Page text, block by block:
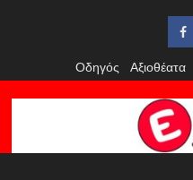
Οδηγός
Αξιοθέατα